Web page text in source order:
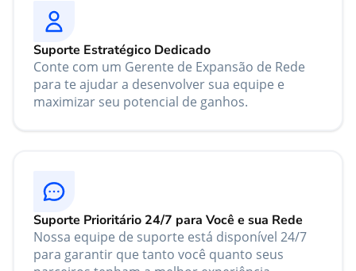
Suporte Estratégico Dedicado
Conte com um Gerente de Expansão de Rede
para te ajudar a desenvolver sua equipe e
maximizar seu potencial de ganhos.
Suporte Prioritário 24/7 para Você e sua Rede
Nossa equipe de suporte está disponível 24/7
para garantir que tanto você quanto seus